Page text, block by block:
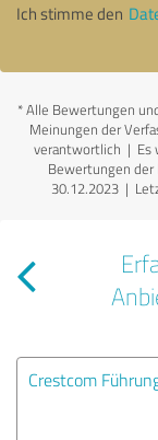
Ich stimme den
*Alle Bewertungen
Meinungen der
verantwortlich | Es
Bewertungen
30.12.2023 |
Crestcom